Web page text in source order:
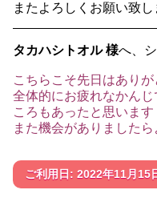
またよろしくお願い致し
タカハシトオル 様へ、
こちらこそ先日はあり
全体的にお疲れなかん
ころもあったと思います
また機会がありました
ご利用日: 2022年11月15